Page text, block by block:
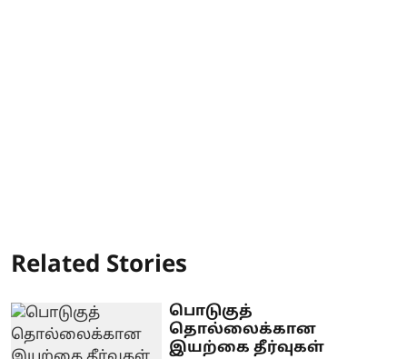
Related Stories
பொடுகுத்
தொல்லைக்கான
இயற்கை தீர்வுகள்